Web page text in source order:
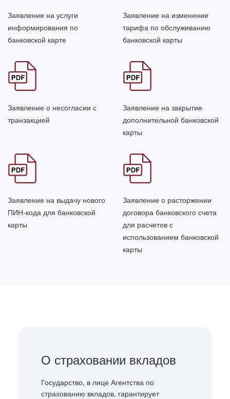
Заявление на услуги
информирования по
банковской карте
Заявление на изменение
тарифа по обслуживанию
банковской карты
Заявление о несогласии с
транзакцией
Заявление на закрытие
дополнительной банковской
карты
Заявление на выдачу нового
ПИН-кода для банковской
карты
Заявление о расторжении
договора банковского счета
для расчетов с
использованием банковской
карты
О страховании вкладов
Государство, в лице Агентства по
страхованию вкладов, гарантирует